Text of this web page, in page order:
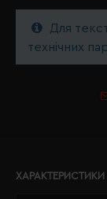
Для
технічних
ХАРАКТЕРИСТИКИ